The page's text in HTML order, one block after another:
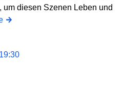
diesen Szenen Leben und